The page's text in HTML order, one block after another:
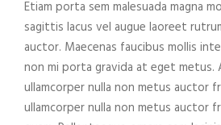
Etiam porta sem malesuada magna
sagittis lacus vel augue laoreet
auctor. Maecenas faucibus mollis
non mi porta gravida at eget metus.
ullamcorper nulla non metus auctor
ullamcorper nulla non metus auctor